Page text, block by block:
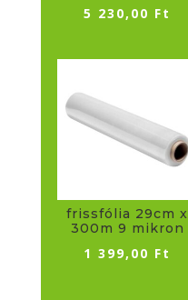
5 230,00 Ft
frissfólia 29cm x
300m 9 mikron
1 399,00 Ft